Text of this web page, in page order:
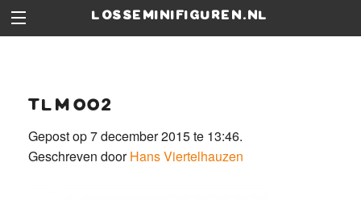
losseminifiguren.nl
tlm002
Gepost op 7 december 2015 te 13:46.
Geschreven doorHans Viertelhauzen